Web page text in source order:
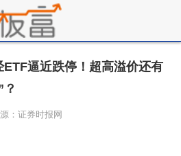
逼近跌停！超高溢价还有
：证券时报网